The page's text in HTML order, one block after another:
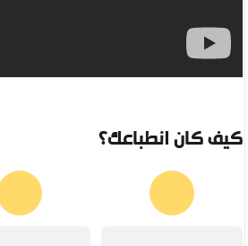
كيف كان انطباعك؟